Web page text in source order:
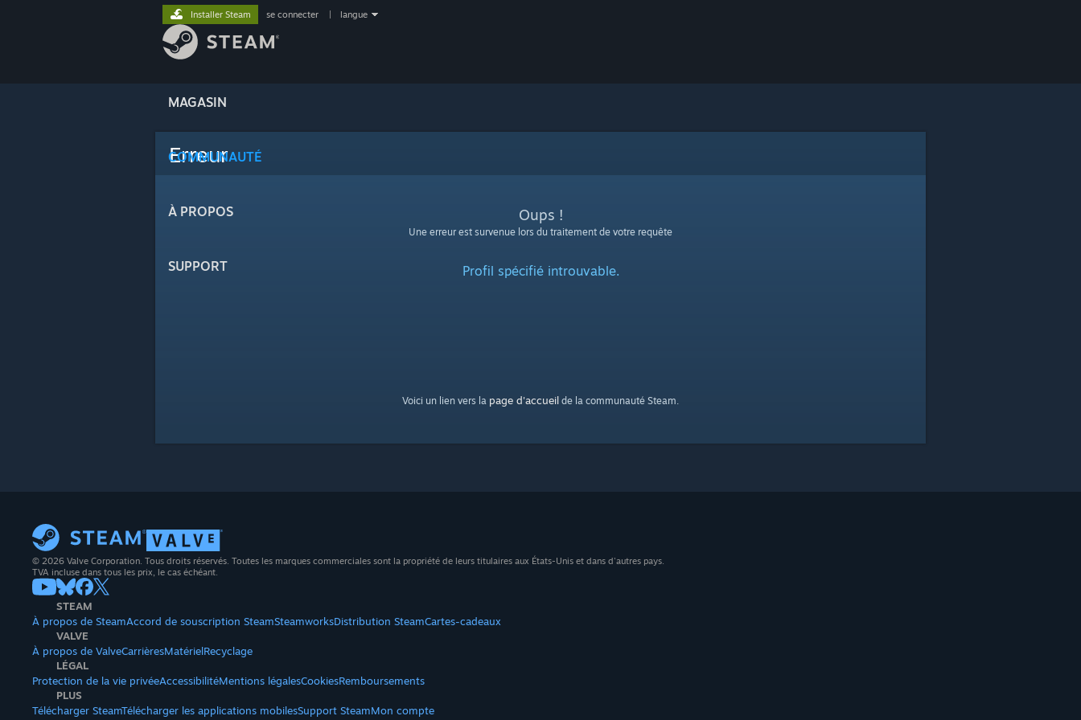
MAGASIN
COMMUNAUTÉ
À PROPOS
SUPPORT
Installer Steam se connecter langue
Erreur
Oups !
Une erreur est survenue lors du traitement de votre requête
Profil spécifié introuvable.
Voici un lien vers la page d'accueil de la communauté Steam.
© 2026 Valve Corporation. Tous droits réservés. Toutes les marques commerciales sont la propriété de leurs titulaires aux États-Unis et dans d'autres pays.
TVA incluse dans tous les prix, le cas échéant.
STEAM
À propos de SteamAccord de souscription SteamSteamworksDistribution SteamCartes-cadeaux
VALVE
À propos de ValveCarrièresMatérielRecyclage
LÉGAL
Protection de la vie privéeAccessibilitéMentions légalesCookiesRemboursements
PLUS
Télécharger SteamTélécharger les applications mobilesSupport SteamMon compte